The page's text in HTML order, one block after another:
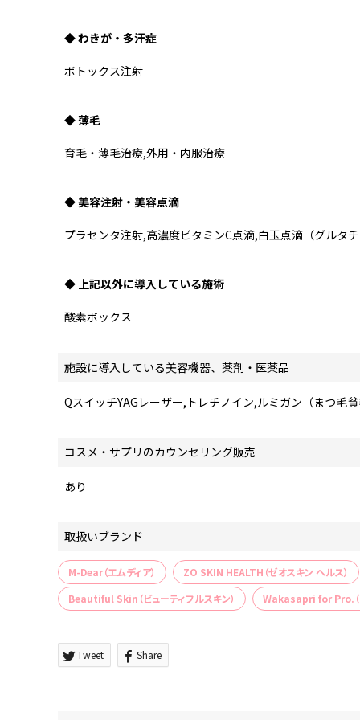
◆ わきが・多汗症
ボトックス注射
◆ 薄毛
育毛・薄毛治療,外用・内服治療
◆ 美容注射・美容点滴
プラセンタ注射,高濃度ビタミンC点滴,白玉点滴（グルタチ
◆ 上記以外に導入している施術
酸素ボックス
施設に導入している美容機器、薬剤・医薬品
QスイッチYAGレーザー,トレチノイン,ルミガン（まつ毛貧
コスメ・サプリのカウンセリング販売
あり
取扱いブランド
M-Dear（エムディア） ZO SKIN HEALTH（ゼオスキン ヘルス）
Beautiful Skin（ビューティフルスキン）
Wakasapri for Pro.（
Tweet Share